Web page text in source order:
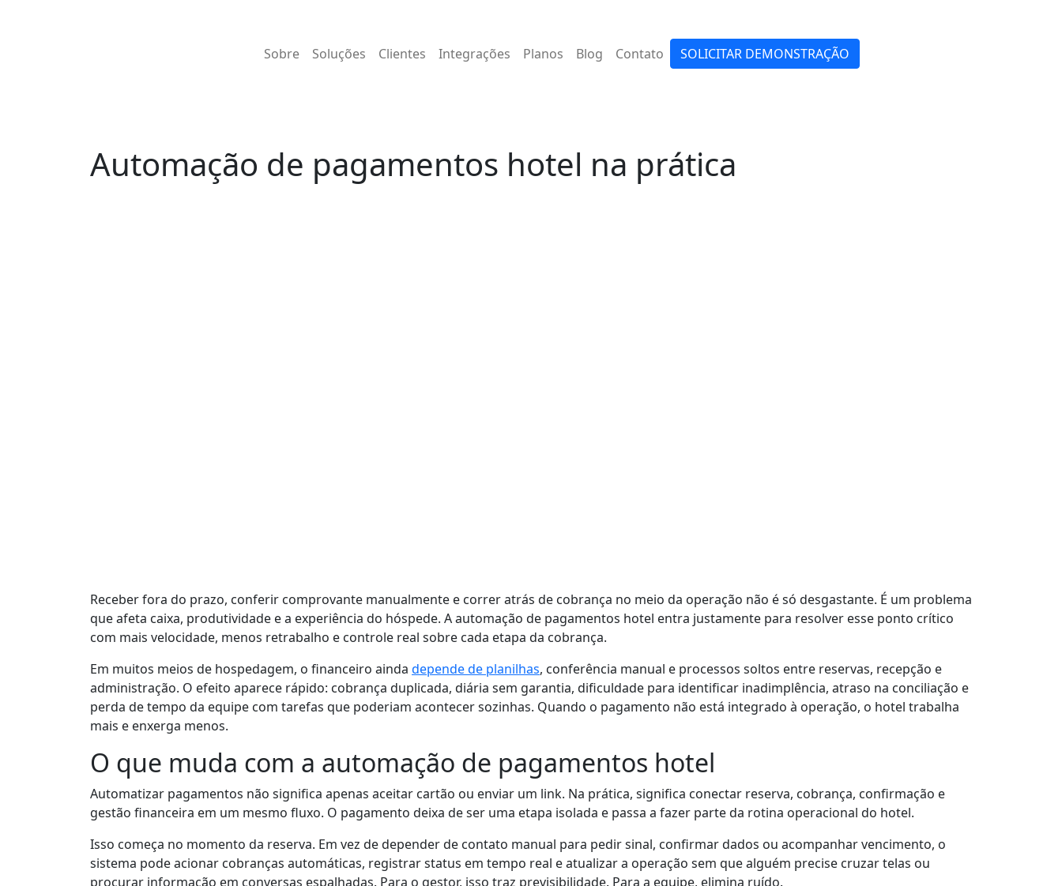
Sobre Soluções Clientes Integrações Planos Blog Contato SOLICITAR DEMONSTRAÇÃO
Automação de pagamentos hotel na prática
Receber fora do prazo, conferir comprovante manualmente e correr atrás de cobrança no meio da operação não é só desgastante. É um problema
que afeta caixa, produtividade e a experiência do hóspede. A automação de pagamentos hotel entra justamente para resolver esse ponto crítico
com mais velocidade, menos retrabalho e controle real sobre cada etapa da cobrança.
Em muitos meios de hospedagem, o financeiro ainda depende de planilhas, conferência manual e processos soltos entre reservas, recepção e
administração. O efeito aparece rápido: cobrança duplicada, diária sem garantia, dificuldade para identificar inadimplência, atraso na conciliação e
perda de tempo da equipe com tarefas que poderiam acontecer sozinhas. Quando o pagamento não está integrado à operação, o hotel trabalha
mais e enxerga menos.
O que muda com a automação de pagamentos hotel
Automatizar pagamentos não significa apenas aceitar cartão ou enviar um link. Na prática, significa conectar reserva, cobrança, confirmação e
gestão financeira em um mesmo fluxo. O pagamento deixa de ser uma etapa isolada e passa a fazer parte da rotina operacional do hotel.
Isso começa no momento da reserva. Em vez de depender de contato manual para pedir sinal, confirmar dados ou acompanhar vencimento, o
sistema pode acionar cobranças automáticas, registrar status em tempo real e atualizar a operação sem que alguém precise cruzar telas ou
procurar informação em conversas espalhadas. Para o gestor, isso traz previsibilidade. Para a equipe, elimina ruído.